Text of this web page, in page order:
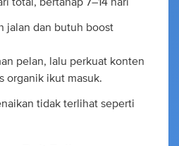
total, bertahap 7–14 hari
jalan dan butuh boost
pelan, lalu perkuat konten
organik ikut masuk.
tidak terlihat seperti